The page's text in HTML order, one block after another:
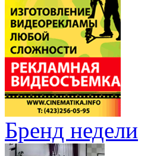
Бренд недели